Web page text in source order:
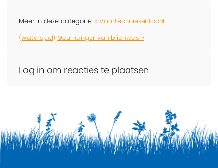
Meer in deze categorie: « Vaartechniekentocht
(waterspel) Geurhanger van bijenwas »
Log in om reacties te plaatsen